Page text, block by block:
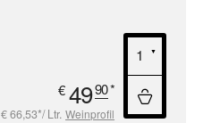
€ 4990*
€ 66,53*/ Ltr. Weinprofil